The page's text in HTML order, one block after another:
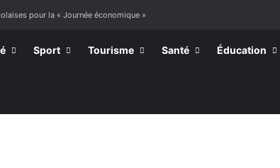
pour la « Journée économique »
Sport Tourisme Santé Éducation